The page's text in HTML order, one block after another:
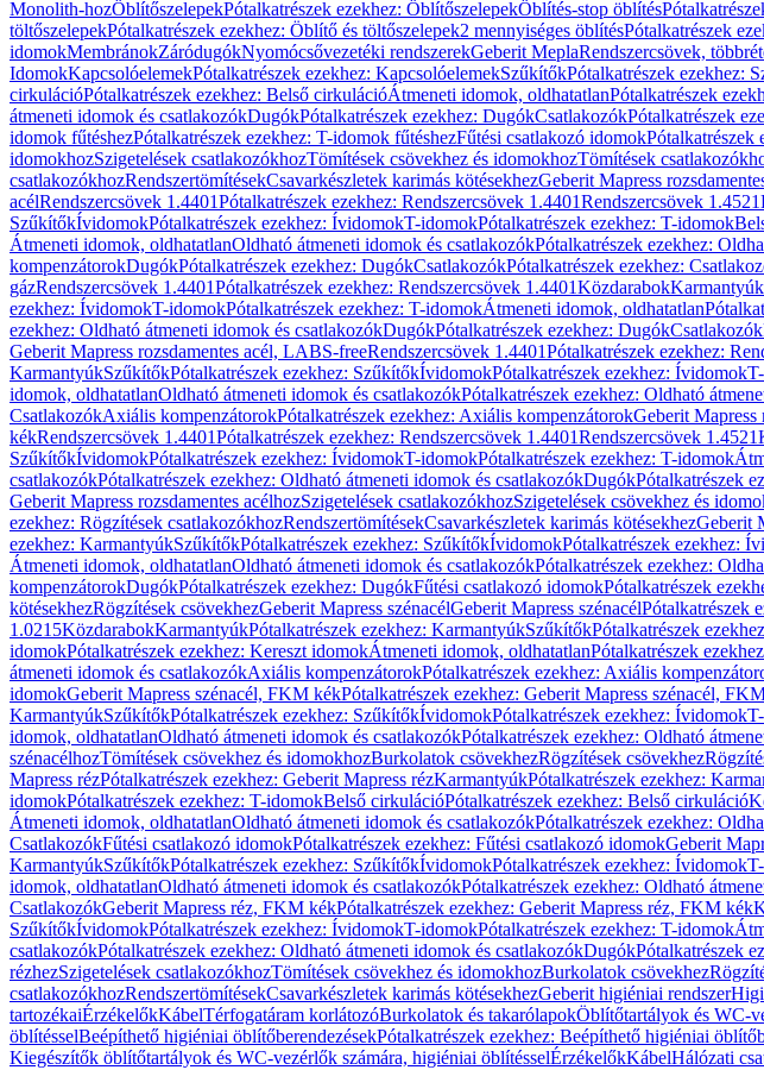
Monolith-hozÖblítőszelepekPótalkatrészek ezekhez: ÖblítőszelepekÖblítés-stop öblítés
töltőszelepekPótalkatrészek ezekhez: Öblítő és töltőszelepek2 mennyiséges öblítésPótalkatrészek
idomokMembránokZáródugókNyomócsővezetéki rendszerekGeberit MeplaRendszercsövek,
IdomokKapcsolóelemekPótalkatrészek ezekhez: KapcsolóelemekSzűkítőkPótalkatrészek ezekhez:
cirkulációPótalkatrészek ezekhez: Belső cirkulációÁtmeneti idomok, oldhatatlanPótalkatrészek
átmeneti idomok és csatlakozókDugókPótalkatrészek ezekhez: DugókCsatlakozókPótalkatrészek
idomok fűtéshezPótalkatrészek ezekhez: T-idomok fűtéshezFűtési csatlakozó idomokPótalkatrészek
idomokhozSzigetelések csatlakozókhozTömítések csövekhez és idomokhozTömítések
csatlakozókhozRendszertömítésekCsavarkészletek karimás kötésekhezGeberit Mapress
acélRendszercsövek 1.4401Pótalkatrészek ezekhez: Rendszercsövek 1.4401Rendszercsövek 1.4521
SzűkítőkÍvidomokPótalkatrészek ezekhez: ÍvidomokT-idomokPótalkatrészek ezekhez: T-idomok
Átmeneti idomok, oldhatatlanOldható átmeneti idomok és csatlakozókPótalkatrészek ezekhez:
kompenzátorokDugókPótalkatrészek ezekhez: DugókCsatlakozókPótalkatrészek ezekhez:
gázRendszercsövek 1.4401Pótalkatrészek ezekhez: Rendszercsövek 1.4401KözdarabokKarmantyúk
ezekhez: ÍvidomokT-idomokPótalkatrészek ezekhez: T-idomokÁtmeneti idomok, oldhatatlan
ezekhez: Oldható átmeneti idomok és csatlakozókDugókPótalkatrészek ezekhez: DugókCsatlakozók
Geberit Mapress rozsdamentes acél, LABS-freeRendszercsövek 1.4401Pótalkatrészek ezekhez:
KarmantyúkSzűkítőkPótalkatrészek ezekhez: SzűkítőkÍvidomokPótalkatrészek ezekhez: Ívidomok
idomok, oldhatatlanOldható átmeneti idomok és csatlakozókPótalkatrészek ezekhez: Oldható
CsatlakozókAxiális kompenzátorokPótalkatrészek ezekhez: Axiális kompenzátorokGeberit Mapress
kékRendszercsövek 1.4401Pótalkatrészek ezekhez: Rendszercsövek 1.4401Rendszercsövek 1.4521
SzűkítőkÍvidomokPótalkatrészek ezekhez: ÍvidomokT-idomokPótalkatrészek ezekhez: T-idomok
csatlakozókPótalkatrészek ezekhez: Oldható átmeneti idomok és csatlakozókDugókPótalkatrészek
Geberit Mapress rozsdamentes acélhozSzigetelések csatlakozókhozSzigetelések csövekhez és
ezekhez: Rögzítések csatlakozókhozRendszertömítésekCsavarkészletek karimás kötésekhezGeberit
ezekhez: KarmantyúkSzűkítőkPótalkatrészek ezekhez: SzűkítőkÍvidomokPótalkatrészek ezekhez:
Átmeneti idomok, oldhatatlanOldható átmeneti idomok és csatlakozókPótalkatrészek ezekhez:
kompenzátorokDugókPótalkatrészek ezekhez: DugókFűtési csatlakozó idomokPótalkatrészek
kötésekhezRögzítések csövekhezGeberit Mapress szénacélGeberit Mapress szénacélPótalkatrészek
1.0215KözdarabokKarmantyúkPótalkatrészek ezekhez: KarmantyúkSzűkítőkPótalkatrészek
idomokPótalkatrészek ezekhez: Kereszt idomokÁtmeneti idomok, oldhatatlanPótalkatrészek
átmeneti idomok és csatlakozókAxiális kompenzátorokPótalkatrészek ezekhez: Axiális
idomokGeberit Mapress szénacél, FKM kékPótalkatrészek ezekhez: Geberit Mapress szénacél,
KarmantyúkSzűkítőkPótalkatrészek ezekhez: SzűkítőkÍvidomokPótalkatrészek ezekhez: Ívidomok
idomok, oldhatatlanOldható átmeneti idomok és csatlakozókPótalkatrészek ezekhez: Oldható
szénacélhozTömítések csövekhez és idomokhozBurkolatok csövekhezRögzítések csövekhez
Mapress rézPótalkatrészek ezekhez: Geberit Mapress rézKarmantyúkPótalkatrészek ezekhez:
idomokPótalkatrészek ezekhez: T-idomokBelső cirkulációPótalkatrészek ezekhez: Belső cirkuláció
Átmeneti idomok, oldhatatlanOldható átmeneti idomok és csatlakozókPótalkatrészek ezekhez:
CsatlakozókFűtési csatlakozó idomokPótalkatrészek ezekhez: Fűtési csatlakozó idomokGeberit
KarmantyúkSzűkítőkPótalkatrészek ezekhez: SzűkítőkÍvidomokPótalkatrészek ezekhez: Ívidomok
idomok, oldhatatlanOldható átmeneti idomok és csatlakozókPótalkatrészek ezekhez: Oldható
CsatlakozókGeberit Mapress réz, FKM kékPótalkatrészek ezekhez: Geberit Mapress réz, FKM kék
SzűkítőkÍvidomokPótalkatrészek ezekhez: ÍvidomokT-idomokPótalkatrészek ezekhez: T-idomok
csatlakozókPótalkatrészek ezekhez: Oldható átmeneti idomok és csatlakozókDugókPótalkatrészek
rézhezSzigetelések csatlakozókhozTömítések csövekhez és idomokhozBurkolatok csövekhez
csatlakozókhozRendszertömítésekCsavarkészletek karimás kötésekhezGeberit higiéniai rendszer
tartozékaiÉrzékelőkKábelTérfogatáram korlátozóBurkolatok és takarólapokÖblítőtartályok és WC-
öblítésselBeépíthető higiéniai öblítőberendezésekPótalkatrészek ezekhez: Beépíthető higiéniai
Kiegészítők öblítőtartályok és WC-vezérlők számára, higiéniai öblítésselÉrzékelőkKábelHálózati